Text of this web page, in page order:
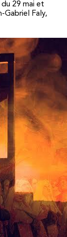
29 mai et
Gabriel Faly,